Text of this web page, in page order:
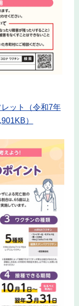
ット（令和7年
）